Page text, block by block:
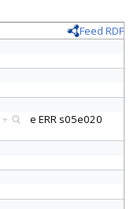
Feed RDF
+ e ERR s05e020